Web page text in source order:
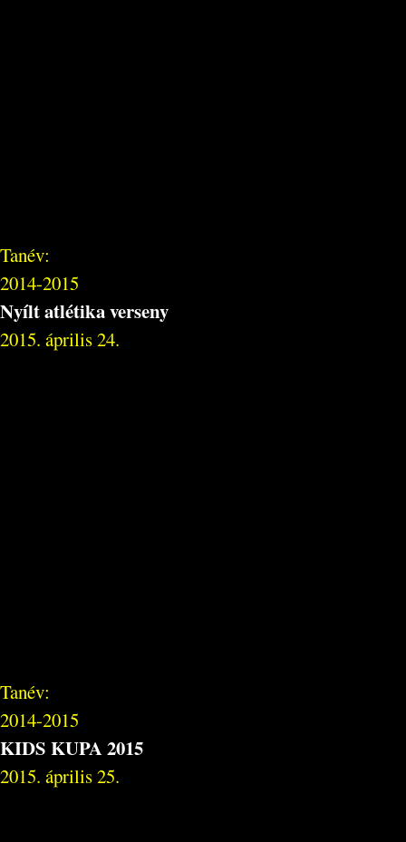
Tanév:
2014-2015
Nyílt atlétika verseny
2015. április 24.
Tanév:
2014-2015
KIDS KUPA 2015
2015. április 25.